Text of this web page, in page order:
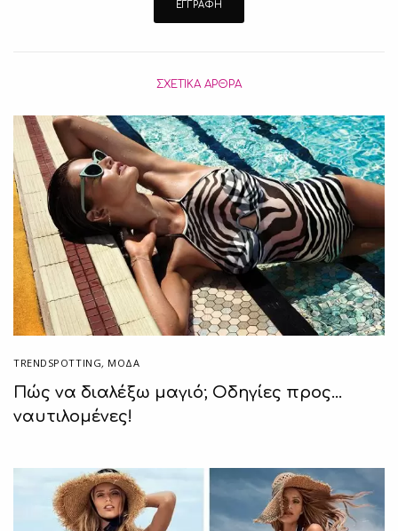
ΣΧΕΤΙΚΆ ΆΡΘΡΑ
TRENDSPOTTING, ΜΟΔΑ
Πώς να διαλέξω μαγιό; Οδηγίες προς…
ναυτιλομένες!